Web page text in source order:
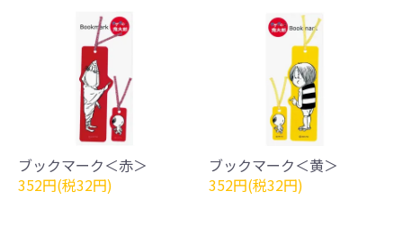
ブックマーク＜赤＞
352円(税32円)
ブックマーク＜黄＞
352円(税32円)